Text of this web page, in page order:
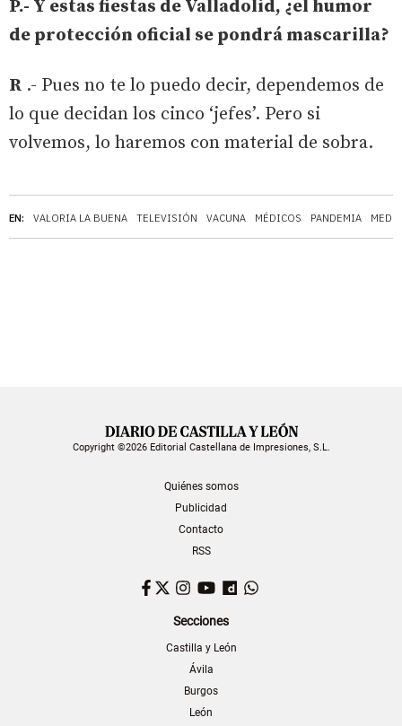
EN: VALORIA LA BUENA TELEVISIÓN VACUNA MÉDICOS PANDEMIA
P.- Y estas fiestas de Valladolid, ¿el humor
de protección oficial se pondrá mascarilla?
R .- Pues no te lo puedo decir, dependemos de
lo que decidan los cinco ‘jefes’. Pero si
volvemos, lo haremos con material de sobra.
Copyright ©2026 Editorial Castellana de Impresiones, S.L.
Quiénes somos
Publicidad
Contacto
RSS
Facebook
TwitterInstagram
YouTubeDailymotion
Secciones
Castilla y León
Ávila
Burgos
León